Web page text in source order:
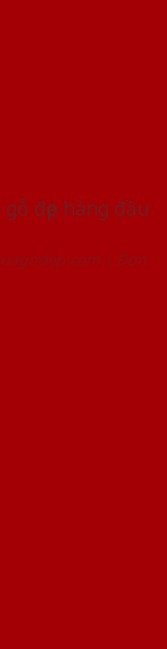
đẹp hàng đầu
| Đơn